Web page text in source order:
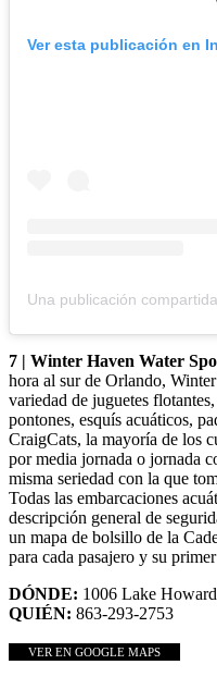
Ver esta publicación en
7 | Winter Haven Water
hora al sur de Orlando,
variedad de juguetes
pontones, esquís acuáticos,
CraigCats, la mayoría de los
por media jornada o jornada
misma seriedad con la que
Todas las embarcaciones
descripción general de
un mapa de bolsillo de la
para cada pasajero y su
DÓNDE: 1006 Lake
QUIÉN: 863-293-2753
VER EN GOOGLE MAPS